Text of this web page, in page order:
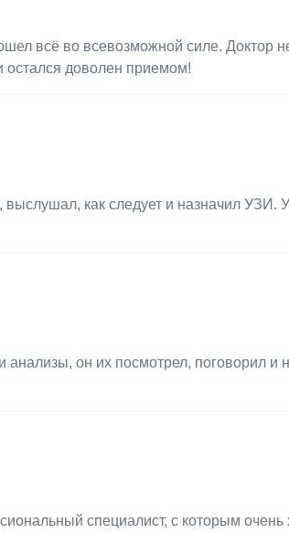
всё во всевозможной силе. Доктор
остался доволен приемом!
как следует и назначил УЗИ.
он их посмотрел, поговорил и
специалист, с которым